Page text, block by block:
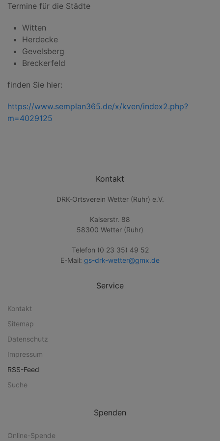
Termine für die Städte
Witten
Herdecke
Gevelsberg
Breckerfeld
finden Sie hier:
https://www.semplan365.de/x/kven/index2.php?
m=4029125
Kontakt
DRK-Ortsverein Wetter (Ruhr) e.V.
Kaiserstr. 88
58300 Wetter (Ruhr)
Telefon (0 23 35) 49 52
E-Mail: gs-drk-wetter@gmx.de
Service
Kontakt
Sitemap
Datenschutz
Impressum
RSS-Feed
Suche
Spenden
Online-Spende